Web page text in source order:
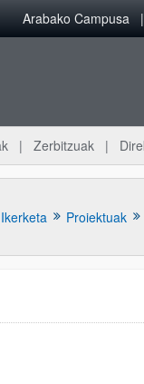
Arabako Campusa
Zerbitzuak
Ikerketa Proiektuak